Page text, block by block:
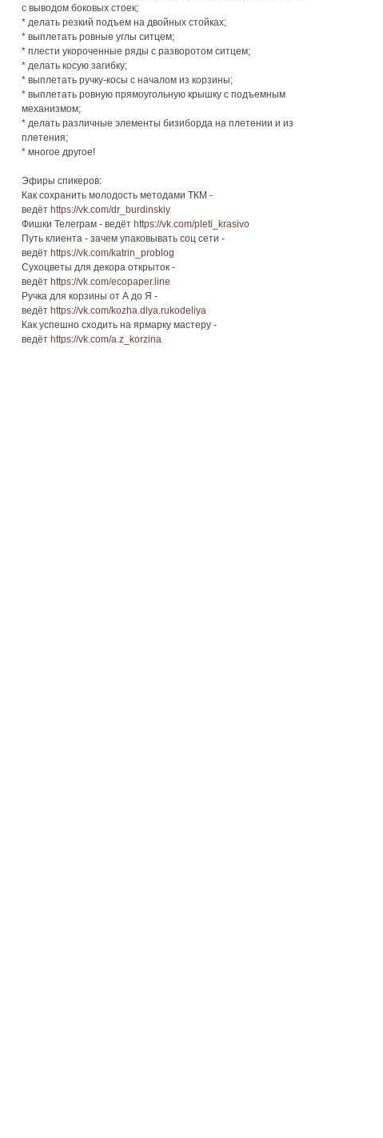
с выводом боковых стоек;
* делать резкий подъем на двойных стойках;
* выплетать ровные углы ситцем;
* плести укороченные ряды с разворотом ситцем;
* делать косую загибку;
* выплетать ручку-косы с началом из корзины;
* выплетать ровную прямоугольную крышку с подъемным
механизмом;
* делать различные элементы бизиборда на плетении и из
плетения;
* многое другое!
Эфиры спикеров:
Как сохранить молодость методами ТКМ -
ведёт https://vk.com/dr_burdinskiy
Фишки Телеграм - ведёт https://vk.com/pleti_krasivo
Путь клиента - зачем упаковывать соц сети -
ведёт https://vk.com/katrin_problog
Сухоцветы для декора открыток -
ведёт https://vk.com/ecopaper.line
Ручка для корзины от А до Я -
ведёт https://vk.com/kozha.dlya.rukodeliya
Как успешно сходить на ярмарку мастеру -
ведёт https://vk.com/a.z_korzina